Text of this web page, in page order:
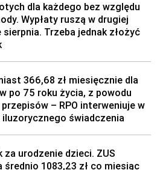
dla każdego bez względu
Wypłaty ruszą w drugiej
sierpnia. Trzeba jednak złożyć
366,68 zł miesięcznie dla
po 75 roku życia, z powodu
– RPO interweniuje w
iluzorycznego świadczenia
za urodzenie dzieci. ZUS
średnio 1083,23 zł co miesiąc